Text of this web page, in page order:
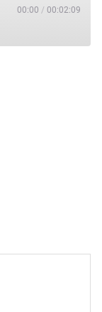
00:00 / 00:02:09